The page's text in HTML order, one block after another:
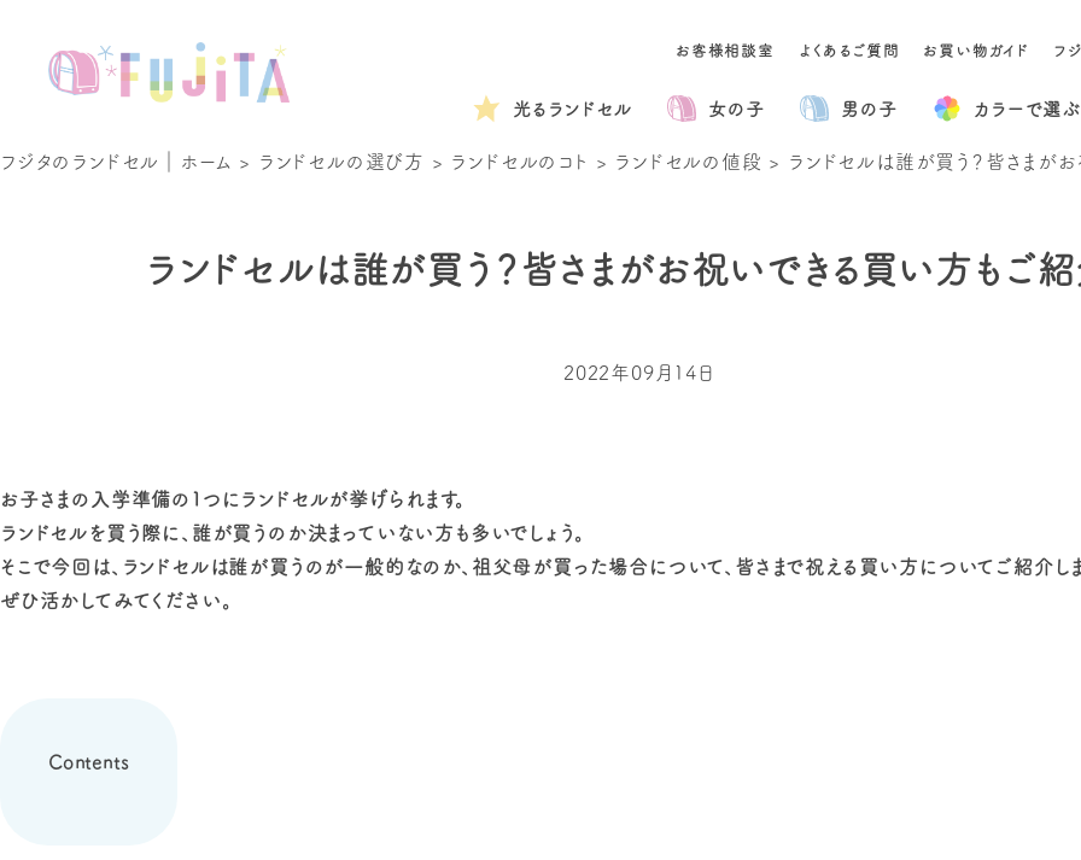
お客様相談室 よくあるご質問 お買い物ガイド フ
光るランドセル 女の子 男の子 カラー で選ぶ
フジタのランドセル｜ホーム > ランドセルの選び方 > ランドセルのコト > ランドセルの値段 > ランドセルは誰が買う？皆さまが
ランドセルは誰が買う？皆さまがお祝いできる買い方もご紹
2022年09月14日
お子さまの入学準備の1つにランドセルが挙げられます。
ランドセルを買う際に、誰が買うのか決まっていない方も多いでしょう。
そこで今回は、ランドセルは誰が買うのが一般的なのか、祖父母が買った場合について、皆さまで祝える買い方についてご紹介しま
ぜひ活かしてみてください。
Contents